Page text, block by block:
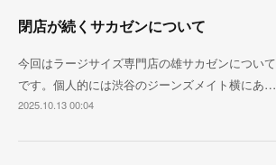
閉店が続くサカゼンについて
今回はラージサイズ専門店の雄サカゼンについて
です。個人的には渋谷のジーンズメイト横にあ…
2025.10.13 00:04